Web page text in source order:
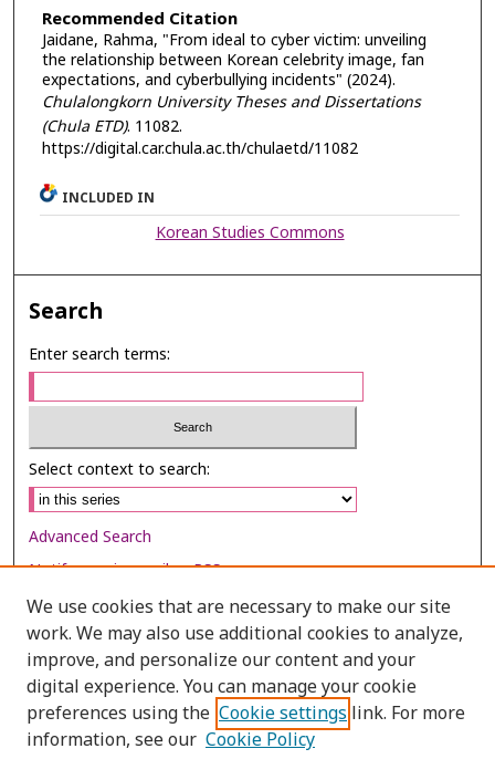
Recommended Citation
Jaidane, Rahma, "From ideal to cyber victim: unveiling
the relationship between Korean celebrity image, fan
expectations, and cyberbullying incidents" (2024).
Chulalongkorn University Theses and Dissertations
(Chula ETD). 11082.
https://digital.car.chula.ac.th/chulaetd/11082
INCLUDED IN
Korean Studies Commons
Search
Enter search terms:
Select context to search:
Advanced Search
Notify me via email orRSS
Browse
Collections
Disciplines
Authors
We use cookies that are necessary to make our site
work. We may also use additional cookies to analyze,
improve, and personalize our content and your
digital experience. You can manage your cookie
preferences using the Cookie settings link. For more
information, see our Cookie Policy